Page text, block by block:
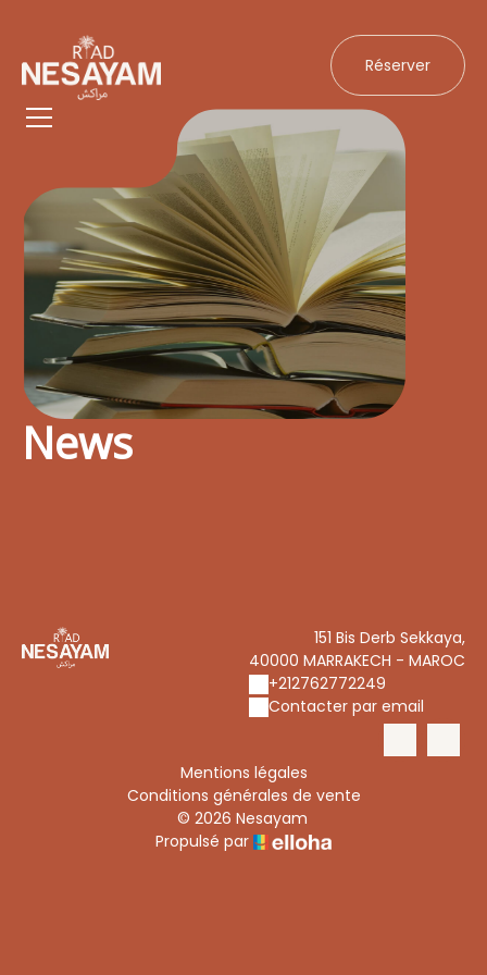
Réserver
News
151 Bis Derb Sekkaya,
40000 MARRAKECH - MAROC
+212762772249
Contacter par email
Mentions légales
Conditions générales de vente
© 2026 Nesayam
Propulsé par